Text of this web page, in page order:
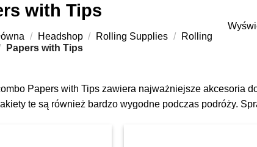
with Tips
/ Headshop / Rolling Supplies /
Rolling
Papers with Tips
Papers with Tips zawiera najważniejsze akcesoria
te są również bardzo wygodne podczas podróży.